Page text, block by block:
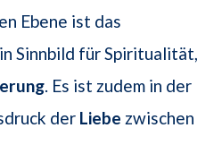
Ebene ist das
Sinnbild für Spiritualität,
. Es ist zudem in der
der Liebe zwischen